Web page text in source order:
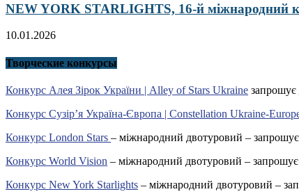
NEW YORK STARLIGHTS, 16-й міжнародний
10.01.2026
Творческие конкурсы
Конкурс Алея Зірок України | Alley of Stars Ukraine запрошує
Конкурс Сузір’я Україна-Європа | Constellation Ukraine-
Конкурс London Stars – міжнародний двотуровий –
Конкурс World Vision – міжнародний двотуровий –
Конкурс New York Starlights – міжнародний двотуровий –